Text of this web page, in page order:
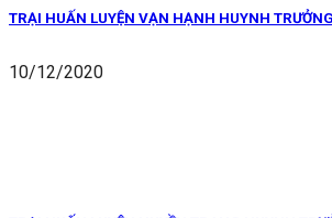
TRẠI HUẤN LUYỆN VẠN HẠNH HUYNH
10/12/2020